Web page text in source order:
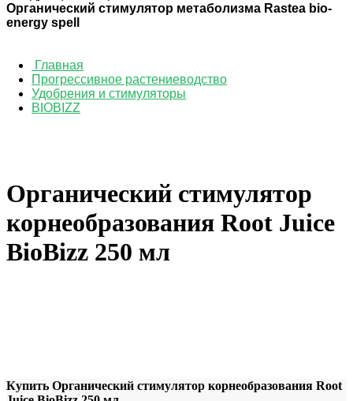
Органический стимулятор метаболизма Rastea bio-
energy spell
Главная
Прогрессивное растениеводство
Удобрения и стимуляторы
BIOBIZZ
Органический стимулятор
корнеобразования Root Juice
BioBizz 250 мл
Купить Органический стимулятор корнеобразования Root